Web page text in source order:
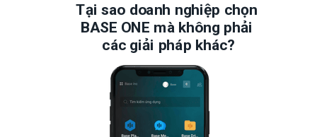
Tại sao doanh nghiệp chọn
BASE ONE mà không phải
các giải pháp khác?